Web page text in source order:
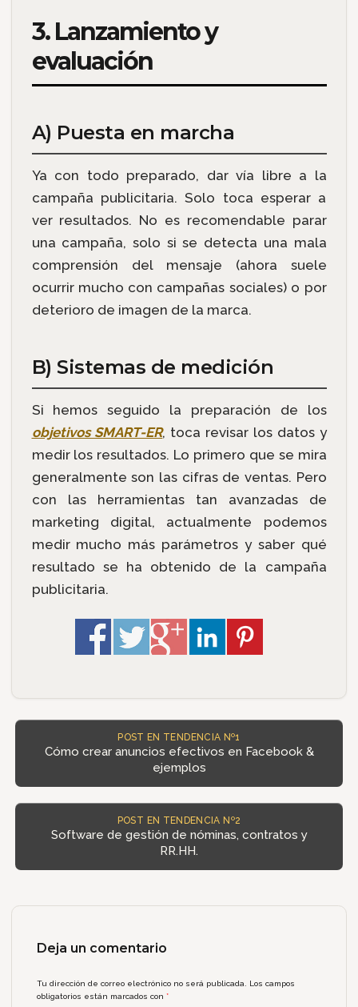
3. Lanzamiento y
evaluación
A) Puesta en marcha
Ya con todo preparado, dar vía libre a la
campaña publicitaria. Solo toca esperar a
ver resultados. No es recomendable parar
una campaña, solo si se detecta una mala
comprensión del mensaje (ahora suele
ocurrir mucho con campañas sociales) o por
deterioro de imagen de la marca.
B) Sistemas de medición
Si hemos seguido la preparación de los
objetivos SMART-ER, toca revisar los datos y
medir los resultados. Lo primero que se mira
generalmente son las cifras de ventas. Pero
con las herramientas tan avanzadas de
marketing digital, actualmente podemos
medir mucho más parámetros y saber qué
resultado se ha obtenido de la campaña
publicitaria.
POST EN TENDENCIA Nº1
Cómo crear anuncios efectivos en Facebook &
ejemplos
POST EN TENDENCIA Nº2
Software de gestión de nóminas, contratos y
RR.HH.
Deja un comentario
Tu dirección de correo electrónico no será publicada.
Los campos
obligatorios están marcados con*